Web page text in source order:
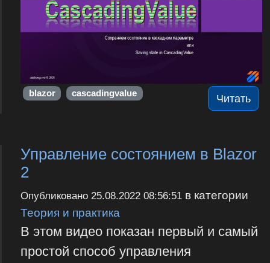
Читать
blazor cascadingvalue
Управление состоянием в Blazor
2
Опубликовано 25.08.2022 08:56:51в категории
Теория и практика
В этом видео показан первый и самый
простой способ управления